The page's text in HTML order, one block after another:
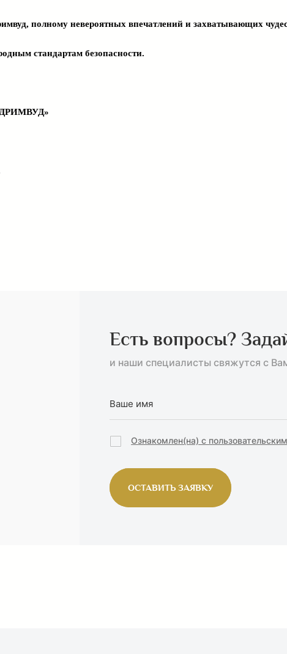
полному невероятных впечатлений и захватывающих
стандартам безопасности.
Есть вопросы?
и наши специалисты свяжутся с
Ознакомлен(на) с
ОСТАВИТЬ ЗАЯВКУ